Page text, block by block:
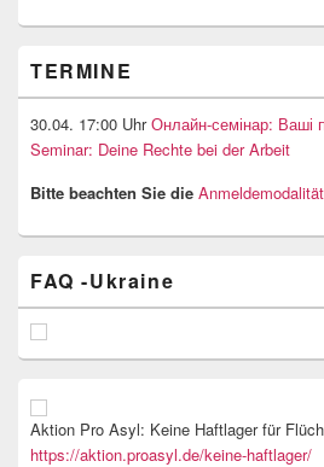
TERMINE
30.04. 17:00 UhrОнлайн-семінар: Ваші
Seminar: Deine Rechte bei der Arbeit
Bitte beachten Sie die
FAQ -Ukraine
Aktion Pro Asyl: Keine Haftlager für
https://aktion.proasyl.de/keine-haftlager/